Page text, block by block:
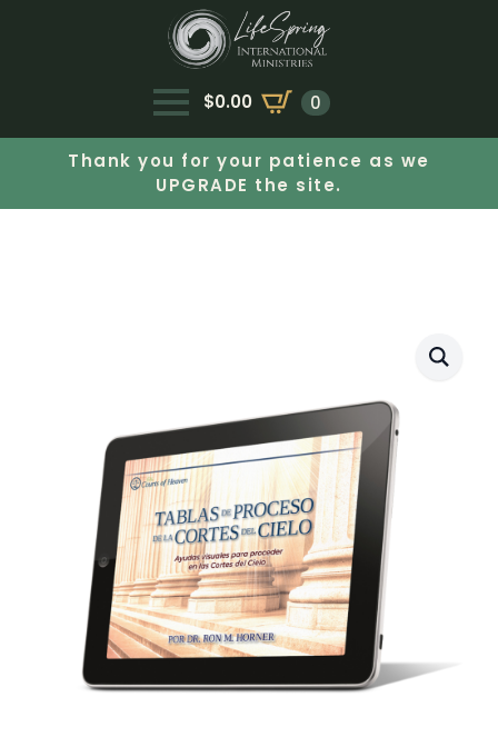
$0.00 0
Thank you for your patience as we
UPGRADE the site.